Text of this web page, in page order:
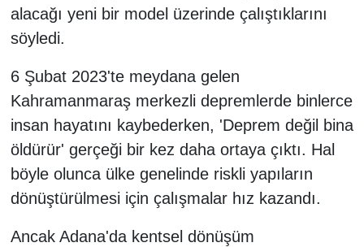
alacağı yeni bir model üzerinde çalıştıklarını
söyledi.
6 Şubat 2023'te meydana gelen
Kahramanmaraş merkezli depremlerde binlerce
insan hayatını kaybederken, 'Deprem değil bina
öldürür' gerçeği bir kez daha ortaya çıktı. Hal
böyle olunca ülke genelinde riskli yapıların
dönüştürülmesi için çalışmalar hız kazandı.
Ancak Adana'da kentsel dönüşüm